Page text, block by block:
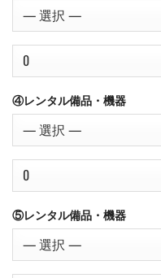
④レンタル備品・機器
⑤レンタル備品・機器